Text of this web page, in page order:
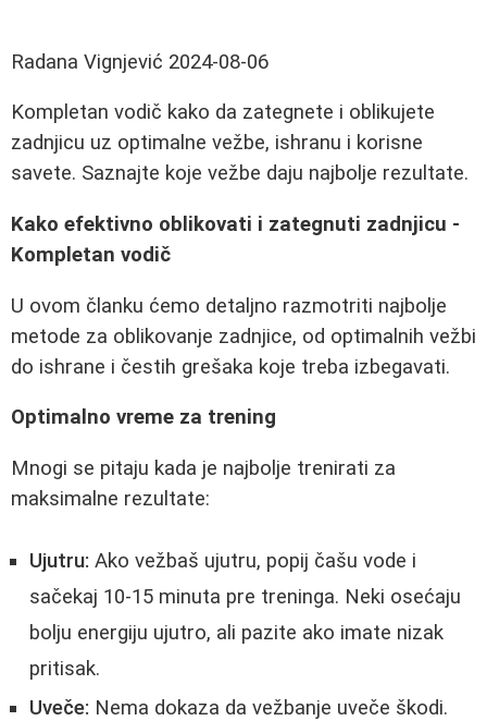
Radana Vignjević 2024-08-06
Kompletan vodič kako da zategnete i oblikujete
zadnjicu uz optimalne vežbe, ishranu i korisne
savete. Saznajte koje vežbe daju najbolje rezultate.
Kako efektivno oblikovati i zategnuti zadnjicu -
Kompletan vodič
U ovom članku ćemo detaljno razmotriti najbolje
metode za oblikovanje zadnjice, od optimalnih vežbi
do ishrane i čestih grešaka koje treba izbegavati.
Optimalno vreme za trening
Mnogi se pitaju kada je najbolje trenirati za
maksimalne rezultate:
Ujutru: Ako vežbaš ujutru, popij čašu vode i
sačekaj 10-15 minuta pre treninga. Neki osećaju
bolju energiju ujutro, ali pazite ako imate nizak
pritisak.
Uveče: Nema dokaza da vežbanje uveče škodi.